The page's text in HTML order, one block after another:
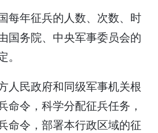
每年征兵的人数、次数、时
国务院、中央军事委员会的
人民政府和同级军事机关根
命令，科学分配征兵任务，
命令，部署本行政区域的征